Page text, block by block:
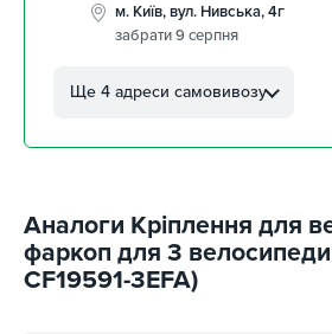
м. Київ, вул. Нивська, 4г
забрати 9 серпня
Автолюбителів, 8а
м. Кропивницький,
м. Київ, пр. Миколи Бажана,
забрати 9 серпня
м. Київ, вул. Остафія
Дашкевича, 15
Ще 4 адреси самовивозу
Аналоги Кріплення для
фаркоп для 3 велосипеди
CF19591-3EFA)